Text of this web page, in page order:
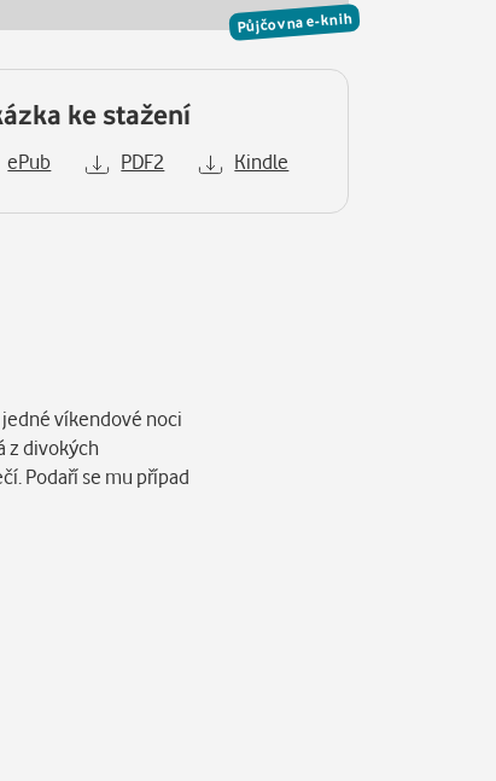
Půjčovna e-knih
ke stažení
ePub PDF2 Kindle
víkendové noci
z divokých
Podaří se mu případ